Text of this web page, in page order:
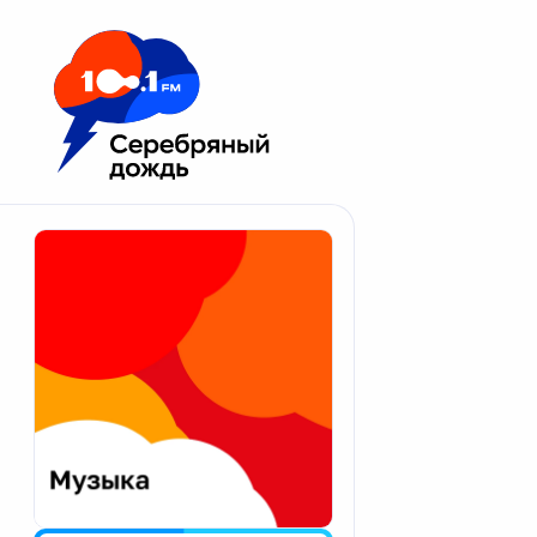
Москва 100.1 FM
Апатиты
Екатеринбург
Калининград
Калуга